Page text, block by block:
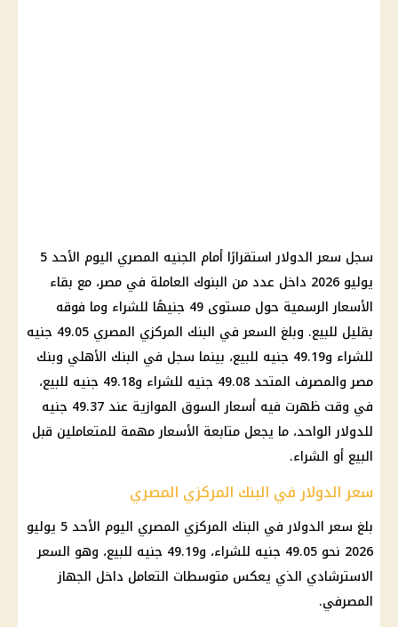
سجل سعر الدولار استقرارًا أمام الجنيه المصري اليوم الأحد 5
يوليو 2026 داخل عدد من البنوك العاملة في مصر، مع بقاء
الأسعار الرسمية حول مستوى 49 جنيهًا للشراء وما فوقه
بقليل للبيع. وبلغ السعر في البنك المركزي المصري 49.05 جنيه
للشراء و49.19 جنيه للبيع، بينما سجل في البنك الأهلي وبنك
مصر والمصرف المتحد 49.08 جنيه للشراء و49.18 جنيه للبيع،
في وقت ظهرت فيه أسعار السوق الموازية عند 49.37 جنيه
للدولار الواحد، ما يجعل متابعة الأسعار مهمة للمتعاملين قبل
البيع أو الشراء.
سعر الدولار في البنك المركزي المصري
بلغ سعر الدولار في البنك المركزي المصري اليوم الأحد 5 يوليو
2026 نحو 49.05 جنيه للشراء، و49.19 جنيه للبيع، وهو السعر
الاسترشادي الذي يعكس متوسطات التعامل داخل الجهاز
المصرفي.